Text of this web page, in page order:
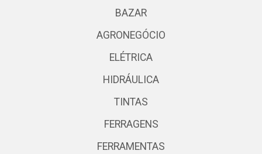
BAZAR
AGRONEGÓCIO
ELÉTRICA
HIDRÁULICA
TINTAS
FERRAGENS
FERRAMENTAS